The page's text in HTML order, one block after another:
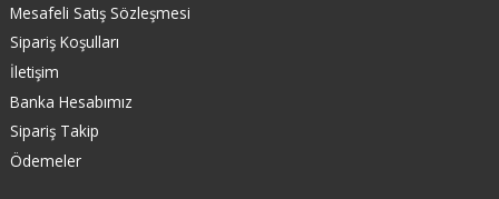
Mesafeli Satış Sözleşmesi
Sipariş Koşulları
İletişim
Banka Hesabımız
Sipariş Takip
Ödemeler